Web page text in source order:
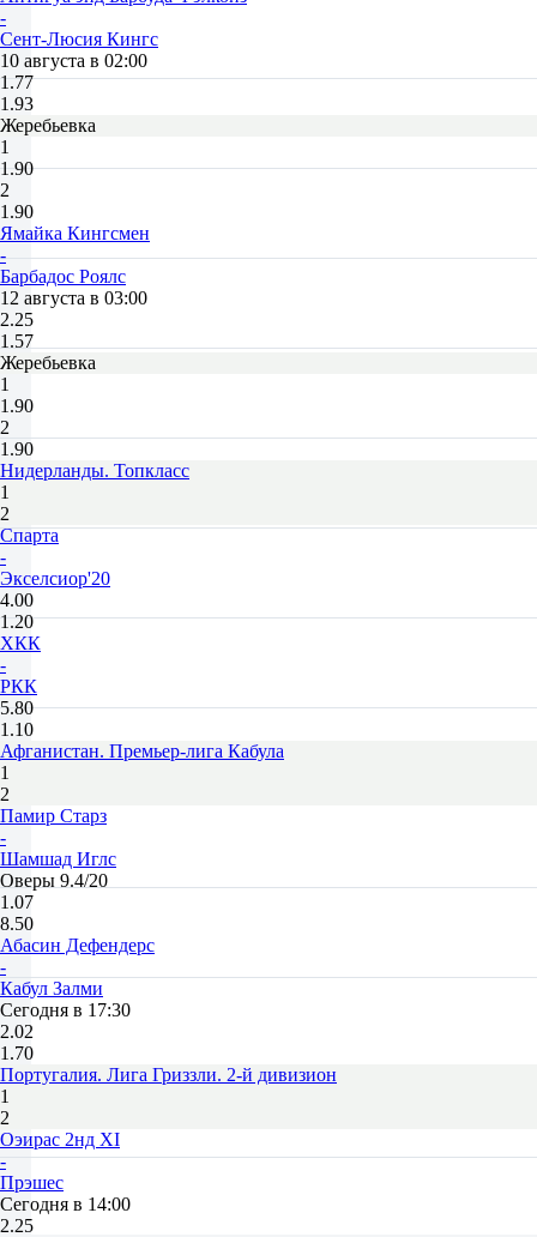
-
Сент-Люсия Кингс
10 августа в 02:00
1.77
1.93
Жеребьевка
1
1.90
2
1.90
Ямайка Кингсмен
-
Барбадос Роялс
12 августа в 03:00
2.25
1.57
Жеребьевка
1
1.90
2
1.90
Нидерланды. Топкласс
1
2
Спарта
-
Экселсиор'20
4.00
1.20
ХКК
-
РКК
5.80
1.10
Афганистан. Премьер-лига Кабула
1
2
Памир Старз
-
Шамшад Иглс
Оверы 9.4/20
1.07
8.50
Абасин Дефендерс
-
Кабул Залми
Сегодня в 17:30
2.02
1.70
Португалия. Лига Гриззли. 2-й дивизион
1
2
Оэирас 2нд XI
-
Прэшес
Сегодня в 14:00
2.25